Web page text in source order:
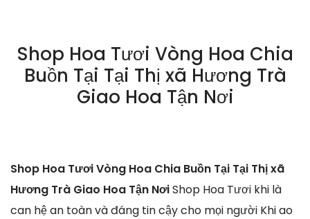
Shop Hoa Tươi Vòng Hoa Chia
Buồn Tại Tại Thị xã Hương Trà
Giao Hoa Tận Nơi
Shop Hoa Tươi Vòng Hoa Chia Buồn Tại Tại Thị xã
Hương Trà Giao Hoa Tận NơiShop Hoa Tươi khi là
can hệ an toàn và đáng tin cậy cho mọi người Khi ao